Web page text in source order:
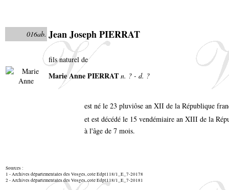
016ab. Jean Joseph PIERRAT
fils naturel de
Marie Anne PIERRAT n. ? - d. ?
est né le 23 pluviôse an XII de la République
et est décédé le 15 vendémiaire an XIII de la
à l'âge de 7 mois.
Sources :
1 - Archives départementales des Vosges, cote Edpt118/1_E_7-20178
2 - Archives départementales des Vosges, cote Edpt118/1_E_7-20181